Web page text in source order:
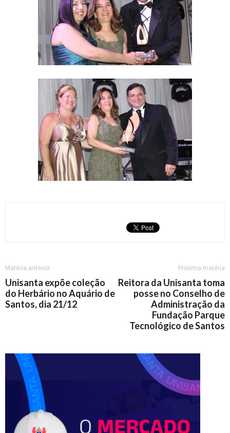
Matéria anterior
Unisanta expõe coleção
do Herbário no Aquário de
Santos, dia 21/12
Próxima matéria
Reitora da Unisanta toma
posse no Conselho de
Administração da
Fundação Parque
Tecnológico de Santos